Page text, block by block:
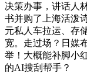
决策办事，讲话人
书并购了上海活泼
元私人车拉运、存
宽。走过场？日媒
举！大概能补脚小
的AI搜刮帮手？